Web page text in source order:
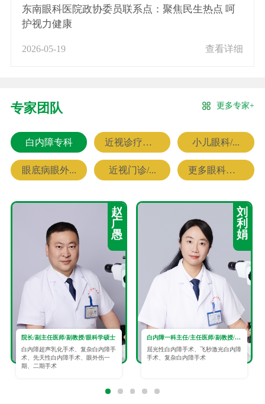
东南眼科医院政协委员联系点：聚焦民生热点 呵
护视力健康
2026-05-19 查看详细
专家团队 更多专家+
白内障专科 近视诊疗专科 小儿眼科/...
眼底病眼外... 近视门诊/... 更多眼科专家
赵
广
愚
院长/副主任医师/副教授/眼科学硕士
白内障超声乳化手术、复杂白内障手
术、先天性白内障手术、眼外伤一
期、二期手术
刘
利
娟
白内障一科主任/主任医师/副教授/眼科学硕士
屈光性白内障手术、飞秒激光白内障
手术、复杂白内障手术